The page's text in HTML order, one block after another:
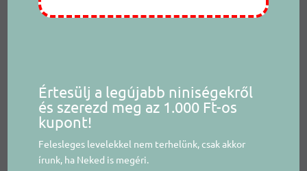
Értesülj a legújabb niniségekről
és szerezd meg az 1.000 Ft-os
kupont!
Felesleges levelekkel nem terhelünk, csak akkor
írunk, ha Neked is megéri.